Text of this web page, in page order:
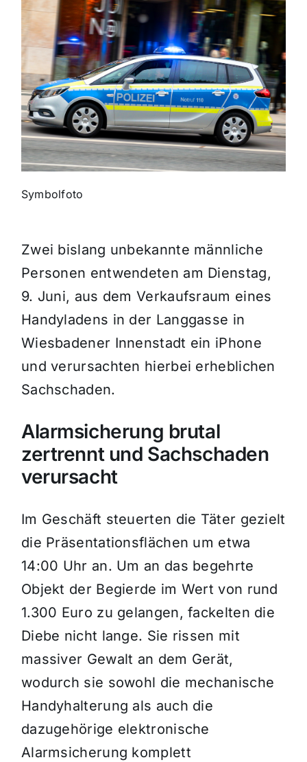
Gewinnspiele
Symbolfoto
Zwei bislang unbekannte männliche
Personen entwendeten am Dienstag,
9. Juni, aus dem Verkaufsraum eines
Handyladens in der Langgasse in
Wiesbadener Innenstadt ein iPhone
und verursachten hierbei erheblichen
Sachschaden.
Alarmsicherung brutal
zertrennt und Sachschaden
verursacht
Im Geschäft steuerten die Täter gezielt
die Präsentationsflächen um etwa
14:00 Uhr an. Um an das begehrte
Objekt der Begierde im Wert von rund
1.300 Euro zu gelangen, fackelten die
Diebe nicht lange. Sie rissen mit
massiver Gewalt an dem Gerät,
wodurch sie sowohl die mechanische
Handyhalterung als auch die
dazugehörige elektronische
Alarmsicherung komplett